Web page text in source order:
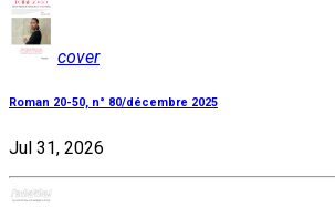
cover
Roman 20-50, n° 80/décembre 2025
Jul 31, 2026